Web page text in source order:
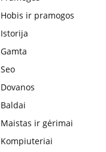
Hobis ir pramogos
Istorija
Gamta
Seo
Dovanos
Baldai
Maistas ir gėrimai
Kompiuteriai